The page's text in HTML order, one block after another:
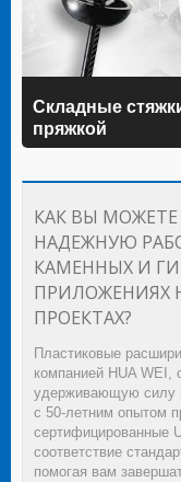
Складные
пряжкой
КАК ВЫ
НАДЕЖНУЮ
КАМЕННЫХ И
ПРИЛОЖЕНИЯХ
ПРОЕКТАХ?
Пластиковые
компанией HUA WEI,
удерживающую силу
с 50-летним опытом
сертифицированные
соответствие
помогая вам